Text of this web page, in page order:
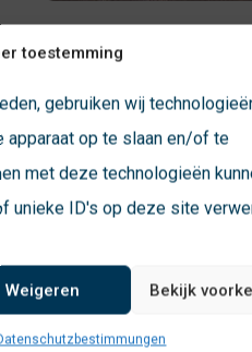
toestemming
gebruiken wij
op te slaan en/of te
met deze technologieën
unieke ID's op deze site
Weigeren Bekijk
Bammens
Der Bammens